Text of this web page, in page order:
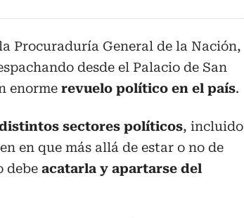
Procuraduría General de la Nación,
desde el Palacio de San
enorme revuelo político en el país.
sectores políticos, incluido
en que más allá de estar o no de
debe acatarla y apartarse del